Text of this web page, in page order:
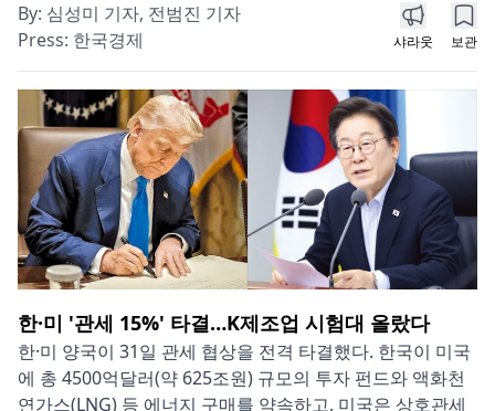
By: 심성미 기자, 전범진 기자
Press: 한국경제 샤라웃 보관
한·미 '관세 15%' 타결…K제조업 시험대 올랐다
한·미 양국이 31일 관세 협상을 전격 타결했다. 한국이 미국
에 총 4500억달러(약 625조원) 규모의 투자 펀드와 액화천
연가스(LNG) 등 에너지 구매를 약속하고, 미국은 상호관세